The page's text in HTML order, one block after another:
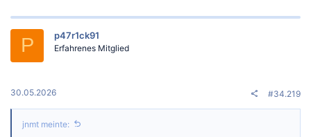
k
:
P p47r1ck91
Erfahrenes Mitglied
30.05.2026 #34.219
jnmt meinte: